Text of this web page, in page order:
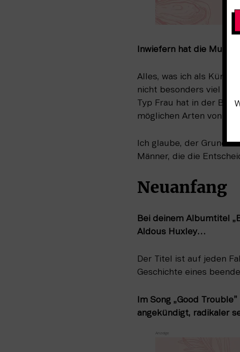
Inwiefern hat die
Alles, was ich als
nicht besonders viel
Typ Frau hat in der
möglichen Arten von
Ich glaube, der Grund
Männer, die die
Neuanfang
Bei deinem Albumtitel
Aldous Huxley…
Der Titel ist auf jeden
Geschichte eines
Im Song „Good
angekündigt, radikaler